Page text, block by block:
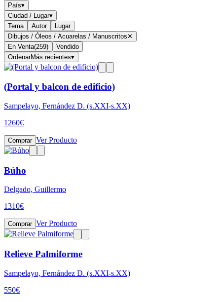
País▾
Ciudad / Lugar▾
Tema
Autor
Lugar
Dibujos / Óleos / Acuarelas / Manuscritos✕
En Venta(259)
Vendido
OrdenarMás recientes▾
(Portal y balcon de edificio)
Sampelayo, Fernández D. (s.XXI-s.XX)
1260€
Comprar Ver Producto
Búho
Delgado, Guillermo
1310€
Comprar Ver Producto
Relieve Palmiforme
Sampelayo, Fernández D. (s.XXI-s.XX)
550€